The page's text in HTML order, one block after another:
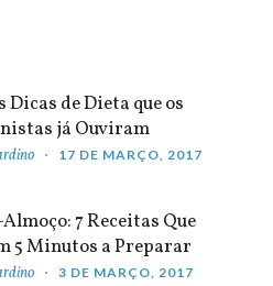
Dicas de Dieta que os
já Ouviram
17 DE MARÇO, 2017
7 Receitas Que
5 Minutos a Preparar
3 DE MARÇO, 2017